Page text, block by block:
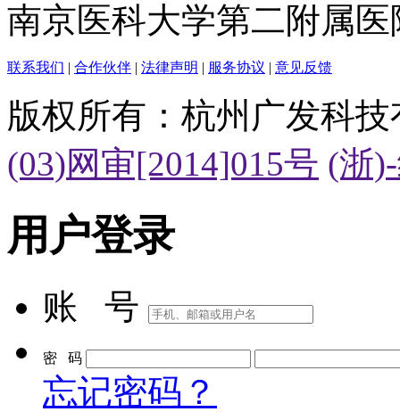
南京医科大学第二附属医
联系我们 | 合作伙伴 | 法律声明 | 服务协议 | 意见反馈
版权所有：杭州广发科
(03)网审[2014]015号 (浙
用户登录
账 号
密 码
忘记密码？